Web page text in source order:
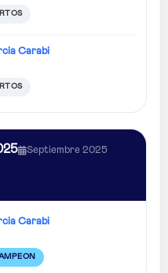
Carabi
Septiembre 2025
Carabi